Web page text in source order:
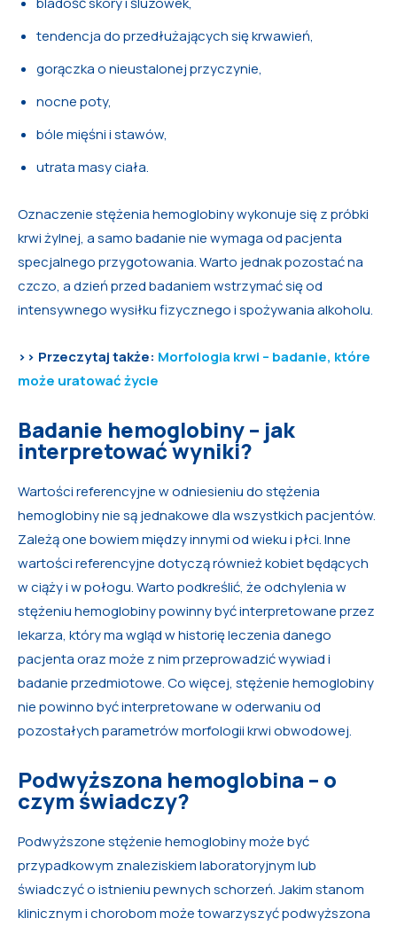
tendencja do przedłużających się krwawień,
gorączka o nieustalonej przyczynie,
nocne poty,
bóle mięśni i stawów,
utrata masy ciała.
Oznaczenie stężenia hemoglobiny wykonuje się z próbki
krwi żylnej, a samo badanie nie wymaga od pacjenta
specjalnego przygotowania. Warto jednak pozostać na
czczo, a dzień przed badaniem wstrzymać się od
intensywnego wysiłku fizycznego i spożywania alkoholu.
>> Przeczytaj także: Morfologia krwi – badanie, które
może uratować życie
Badanie hemoglobiny – jak
interpretować wyniki?
Wartości referencyjne w odniesieniu do stężenia
hemoglobiny nie są jednakowe dla wszystkich pacjentów.
Zależą one bowiem między innymi od wieku i płci. Inne
wartości referencyjne dotyczą również kobiet będących
w ciąży i w połogu. Warto podkreślić, że odchylenia w
stężeniu hemoglobiny powinny być interpretowane przez
lekarza, który ma wgląd w historię leczenia danego
pacjenta oraz może z nim przeprowadzić wywiad i
badanie przedmiotowe. Co więcej, stężenie hemoglobiny
nie powinno być interpretowane w oderwaniu od
pozostałych parametrów morfologii krwi obwodowej.
Podwyższona hemoglobina – o
czym świadczy?
Podwyższone stężenie hemoglobiny może być
przypadkowym znaleziskiem laboratoryjnym lub
świadczyć o istnieniu pewnych schorzeń. Jakim stanom
klinicznym i chorobom może towarzyszyć podwyższona